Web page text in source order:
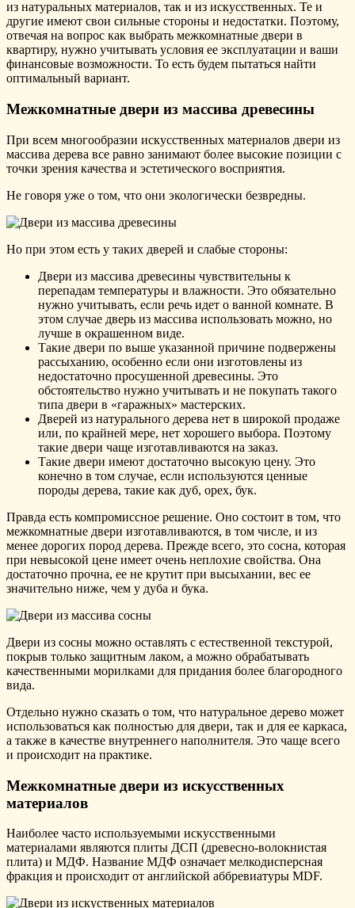
из натуральных материалов, так и из искусственных. Те и
другие имеют свои сильные стороны и недостатки. Поэтому,
отвечая на вопрос как выбрать межкомнатные двери в
квартиру, нужно учитывать условия ее эксплуатации и ваши
финансовые возможности. То есть будем пытаться найти
оптимальный вариант.
Межкомнатные двери из массива древесины
При всем многообразии искусственных материалов двери из
массива дерева все равно занимают более высокие позиции с
точки зрения качества и эстетического восприятия.
Не говоря уже о том, что они экологически безвредны.
Но при этом есть у таких дверей и слабые стороны:
Двери из массива древесины чувствительны к
перепадам температуры и влажности. Это обязательно
нужно учитывать, если речь идет о ванной комнате. В
этом случае дверь из массива использовать можно, но
лучше в окрашенном виде.
Такие двери по выше указанной причине подвержены
рассыханию, особенно если они изготовлены из
недостаточно просушенной древесины. Это
обстоятельство нужно учитывать и не покупать такого
типа двери в «гаражных» мастерских.
Дверей из натурального дерева нет в широкой продаже
или, по крайней мере, нет хорошего выбора. Поэтому
такие двери чаще изготавливаются на заказ.
Такие двери имеют достаточно высокую цену. Это
конечно в том случае, если используются ценные
породы дерева, такие как дуб, орех, бук.
Правда есть компромиссное решение. Оно состоит в том, что
межкомнатные двери изготавливаются, в том числе, и из
менее дорогих пород дерева. Прежде всего, это сосна, которая
при невысокой цене имеет очень неплохие свойства. Она
достаточно прочна, ее не крутит при высыхании, вес ее
значительно ниже, чем у дуба и бука.
Двери из сосны можно оставлять с естественной текстурой,
покрыв только защитным лаком, а можно обрабатывать
качественными морилками для придания более благородного
вида.
Отдельно нужно сказать о том, что натуральное дерево может
использоваться как полностью для двери, так и для ее каркаса,
а также в качестве внутреннего наполнителя. Это чаще всего
и происходит на практике.
Межкомнатные двери из искусственных
материалов
Наиболее часто используемыми искусственными
материалами являются плиты ДСП (древесно-волокнистая
плита) и МДФ. Название МДФ означает мелкодисперсная
фракция и происходит от английской аббревиатуры MDF.